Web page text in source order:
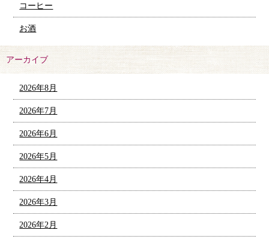
コーヒー
お酒
アーカイブ
2026年8月
2026年7月
2026年6月
2026年5月
2026年4月
2026年3月
2026年2月